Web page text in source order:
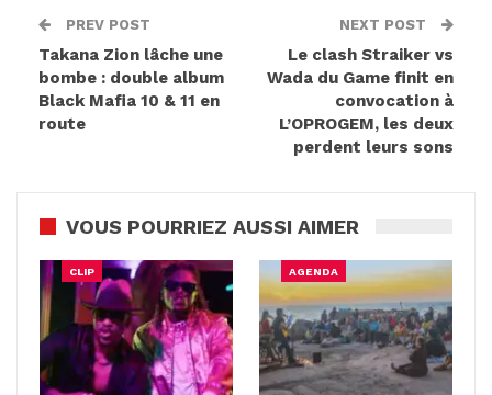
PREV POST
Takana Zion lâche une
bombe : double album
Black Mafia 10 & 11 en
route
NEXT POST
Le clash Straiker vs
Wada du Game finit en
convocation à
L’OPROGEM, les deux
perdent leurs sons
VOUS POURRIEZ AUSSI AIMER
CLIP AGENDA